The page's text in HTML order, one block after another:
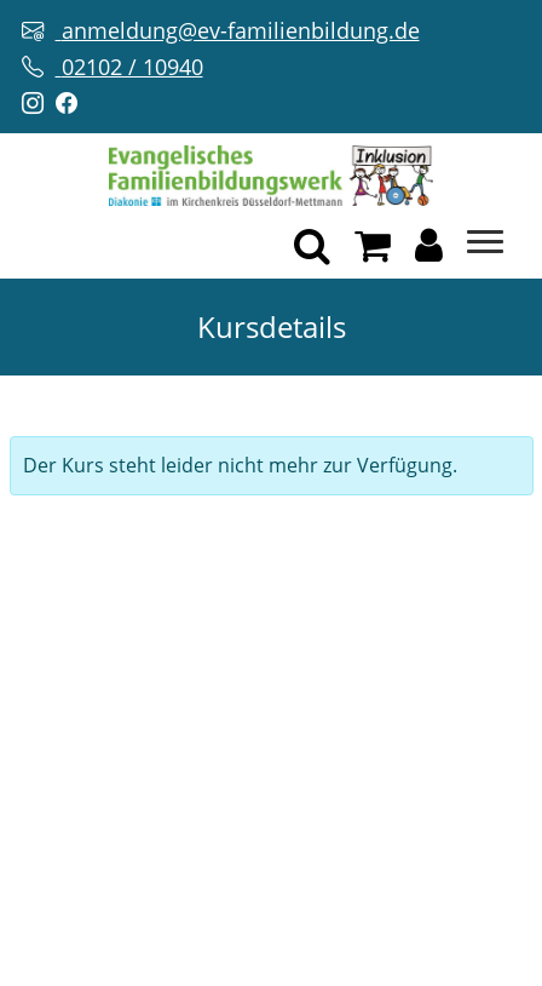
anmeldung@ev-familienbildung.de
02102 / 10940
Kursdetails
Der Kurs steht leider nicht mehr zur Verfügung.